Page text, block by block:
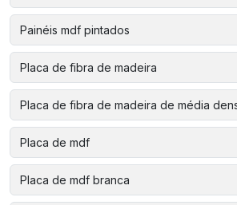
Painéis mdf pintados
Placa de fibra de madeira
Placa de fibra de madeira de média
Placa de mdf
Placa de mdf branca